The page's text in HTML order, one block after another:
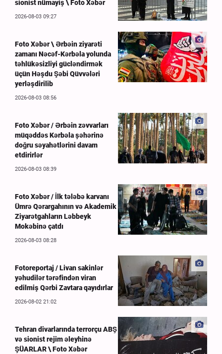
sionist nümayiş \ Foto Xəbər
2026-08-03 09:27
Foto Xəbər \ Ərbəin ziyarəti
zamanı Nəcəf-Kərbəla yolunda
təhlükəsizliyi gücləndirmək
üçün Həşdu Şəbi Qüvvələri
yerləşdirilib
2026-08-03 08:56
Foto Xəbər / Ərbəin zəvvarları
müqəddəs Kərbəla şəhərinə
doğru səyahətlərini davam
etdirirlər
2026-08-03 08:39
Foto Xəbər / İlk tələbə karvanı
Ümrə Qərargahının və Akademik
Ziyarətgahların Ləbbeyk
Mokəbinə çatdı
2026-08-03 08:28
Fotoreportaj / Livan sakinlər
yəhudilər tərəfindən viran
edilmiş Qərbi Zavtara qayıdırlar
2026-08-02 21:02
Tehran divarlarında terrorçu ABŞ
və sionist rejim əleyhinə
ŞÜARLAR \ Foto Xəbər